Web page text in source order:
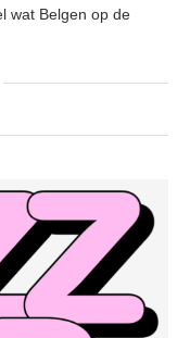
wat Belgen op de